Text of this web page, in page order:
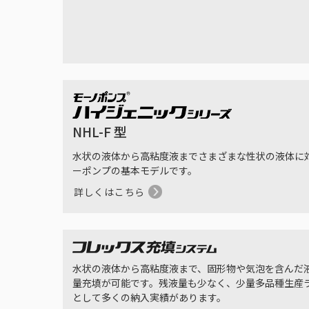
NHL-F 型
水状の液体から高粘度液までさまざまな性状の液体に
ーポンプの基本モデルです。
詳しくはこちら
水状の液体から高粘度液まで、固形物や気泡を含んだ
量充填が可能です。残液量も少なく、少量多品種生産
として多くの納入実績があります。